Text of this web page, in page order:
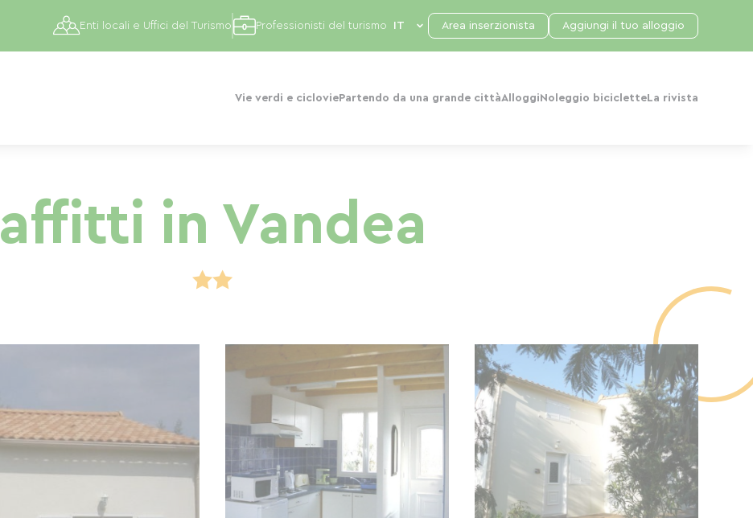
Vie verdi e ciclovie Partendo da una grande cittàAlloggi Noleggio biciclette La rivista
Enti locali e Uffici del Turismo Professionisti del turismo Area inserzionista Aggiungi il tuo alloggio
affitti in Vandea